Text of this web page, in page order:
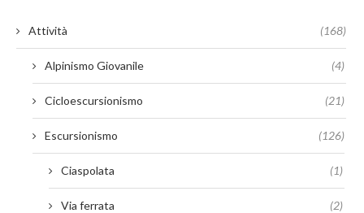
Attività (168)
Alpinismo Giovanile (4)
Cicloescursionismo (21)
Escursionismo (126)
Ciaspolata (1)
Via ferrata (2)